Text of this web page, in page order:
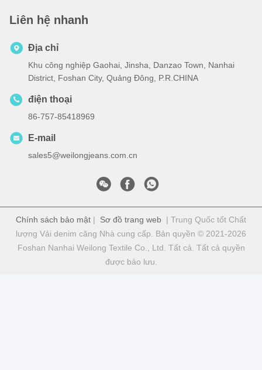
Liên hệ nhanh
Địa chỉ
Khu công nghiệp Gaohai, Jinsha, Danzao Town, Nanhai
District, Foshan City, Quảng Đông, P.R.CHINA
điện thoại
86-757-85418969
E-mail
sales5@weilongjeans.com.cn
Chính sách bảo mật | Sơ đồ trang web | Trung Quốc tốt Chất
lượng Vải denim căng Nhà cung cấp. Bản quyền © 2021-2026
Foshan Nanhai Weilong Textile Co., Ltd. Tất cả. Tất cả quyền
được bảo lưu.